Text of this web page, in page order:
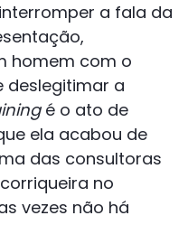
a fala da
homem com o
deslegitimar a
é o ato de
ela acabou de
das consultoras
no
vezes não há